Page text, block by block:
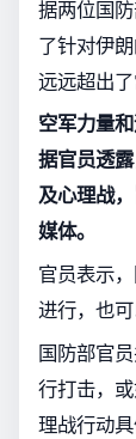
据两位国
了针对伊
远远超出了
空军力量
据官员透
及心理战
媒体。
官员表示
进行，也
国防部官
行打击，
理战行动具